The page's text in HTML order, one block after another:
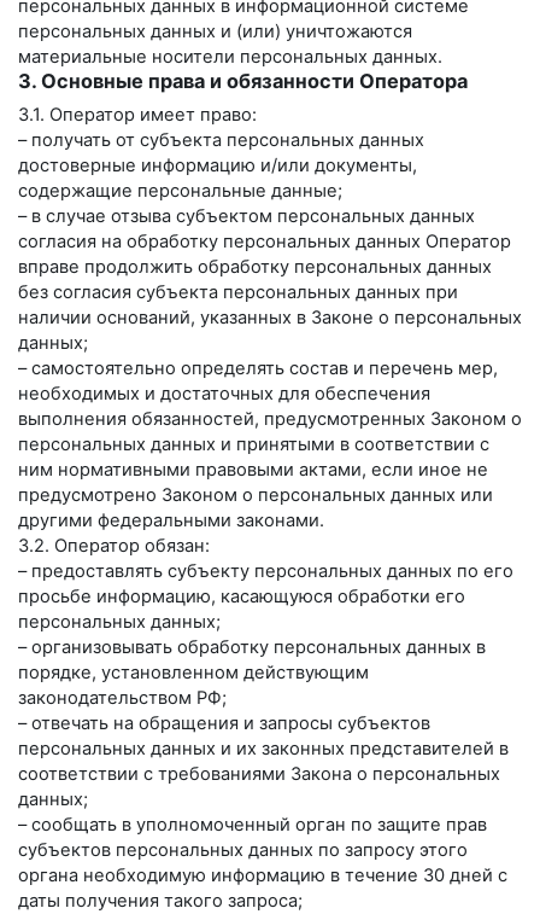
персональных данных в информационной системе
персональных данных и (или) уничтожаются
материальные носители персональных данных.
3. Основные права и обязанности Оператора
3.1. Оператор имеет право:
– получать от субъекта персональных данных
достоверные информацию и/или документы,
содержащие персональные данные;
– в случае отзыва субъектом персональных данных
согласия на обработку персональных данных Оператор
вправе продолжить обработку персональных данных
без согласия субъекта персональных данных при
наличии оснований, указанных в Законе о персональных
данных;
– самостоятельно определять состав и перечень мер,
необходимых и достаточных для обеспечения
выполнения обязанностей, предусмотренных Законом о
персональных данных и принятыми в соответствии с
ним нормативными правовыми актами, если иное не
предусмотрено Законом о персональных данных или
другими федеральными законами.
3.2. Оператор обязан:
– предоставлять субъекту персональных данных по его
просьбе информацию, касающуюся обработки его
персональных данных;
– организовывать обработку персональных данных в
порядке, установленном действующим
законодательством РФ;
– отвечать на обращения и запросы субъектов
персональных данных и их законных представителей в
соответствии с требованиями Закона о персональных
данных;
– сообщать в уполномоченный орган по защите прав
субъектов персональных данных по запросу этого
органа необходимую информацию в течение 30 дней с
даты получения такого запроса;